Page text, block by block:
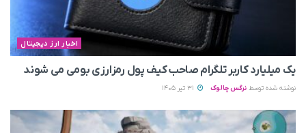
اخبار ارز دیجیتال
یک میلیارد کاربر تلگرام صاحب کیف پول رمزارزی بومی می‌ شوند
نوشته شده توسط نرگس چالوک